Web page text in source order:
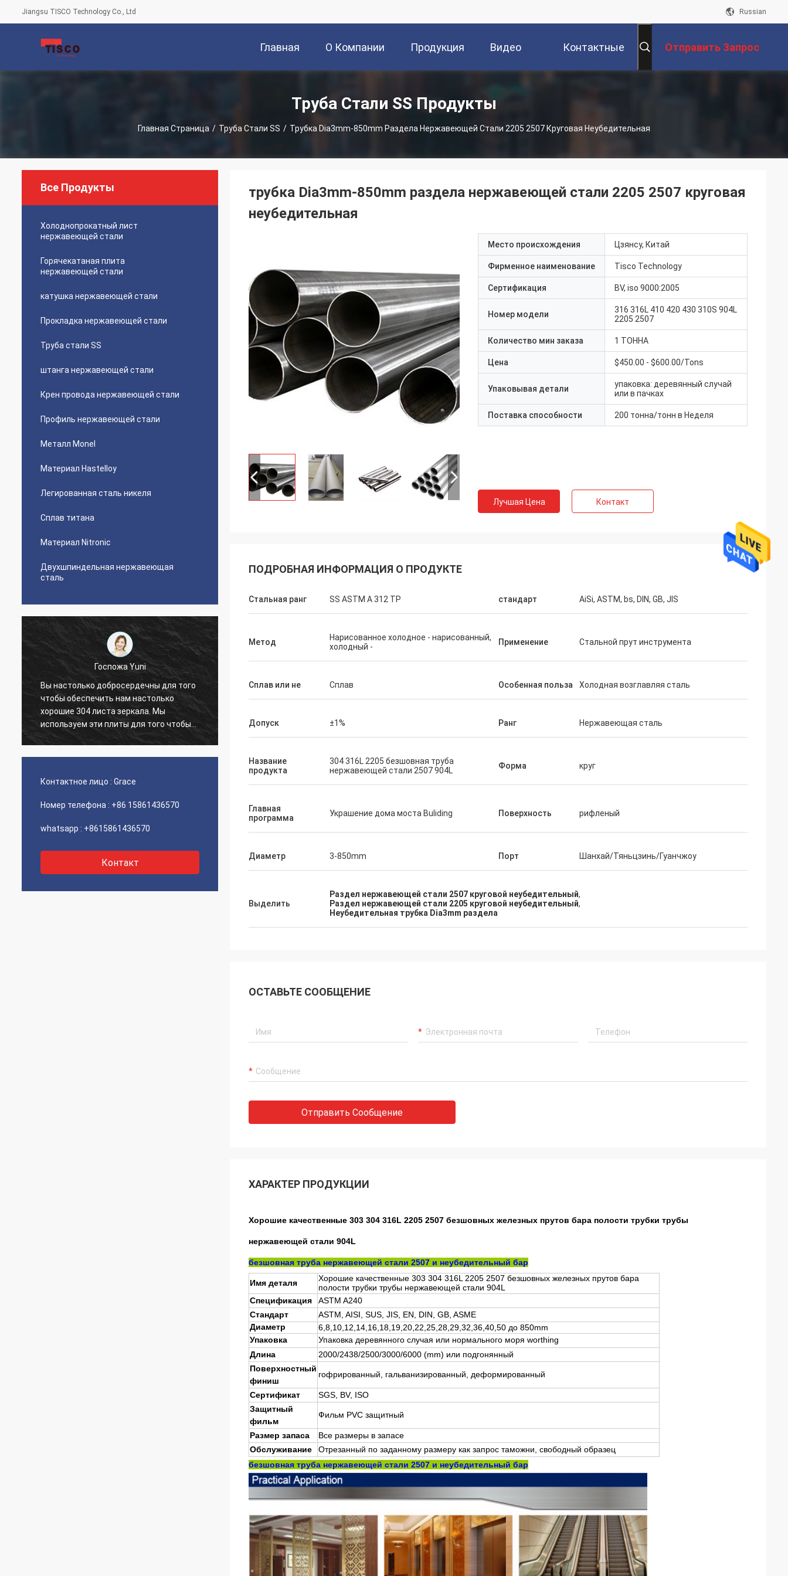
Jiangsu TISCO Technology Co., Ltd Russian
Главная
Страница
О Компании Продукция Видео Контактные Отправить Запрос
Труба Стали SS Продукты
Главная Страница / Труба Стали SS / Трубка Dia3mm-850mm Раздела Нержавеющей Стали 2205 2507 Круговая Неубедительная
Все Продукты
Холоднопрокатный лист
нержавеющей стали
Горячекатаная плита
нержавеющей стали
катушка нержавеющей стали
Прокладка нержавеющей стали
Труба стали SS
штанга нержавеющей стали
Крен провода нержавеющей стали
Профиль нержавеющей стали
Металл Monel
Материал Hastelloy
Легированная сталь никеля
Сплав титана
Материал Nitronic
Двухшпиндельная нержавеющая
сталь
Госпожа Yuni
добросердечны для того
нам настолько
304 листа зеркала. Мы
эти плиты для того чтобы
лифты. Спасибо!
Diego Nemer
The quality of the pipes is very good, very
nice seamless pipes!
Контактное лицо : Grace
Номер телефона : +86 15861436570
whatsapp : +8615861436570
Контакт
трубка Dia3mm-850mm раздела нержавеющей стали 2205 2507 круговая
неубедительная
Место происхождения Цзянсу, Китай
Фирменное наименование Tisco Technology
Сертификация BV, iso 9000:2005
Номер модели
316 316L 410 420 430 310S 904L
2205 2507
Количество мин заказа 1 ТОННА
Цена $450.00 - $600.00/Tons
Упаковывая детали
упаковка: деревянный случай
или в пачках
Поставка способности 200 тонна/тонн в Неделя
Лучшая Цена Контакт
ПОДРОБНАЯ ИНФОРМАЦИЯ О ПРОДУКТЕ
Стальная ранг SS ASTM A 312 TP стандарт AiSi, ASTM, bs, DIN, GB, JIS
Метод
Нарисованное холодное - нарисованный,
холодный -
Применение Стальной прут инструмента
Сплав или не Сплав Особенная польза Холодная возглавляя сталь
Допуск ±1% Ранг Нержавеющая сталь
Название
продукта
304 316L 2205 безшовная труба
нержавеющей стали 2507 904L
Форма круг
Главная
программа
Украшение дома моста Buliding Поверхность рифленый
Диаметр 3-850mm Порт Шанхай/Тяньцзинь/Гуанчжоу
Выделить
Раздел нержавеющей стали 2507 круговой неубедительный,
Раздел нержавеющей стали 2205 круговой неубедительный,
Неубедительная трубка Dia3mm раздела
ОСТАВЬТЕ СООБЩЕНИЕ
Отправить Сообщение
ХАРАКТЕР ПРОДУКЦИИ
Хорошие качественные 303 304 316L 2205 2507 безшовных железных прутов бара полости трубки трубы
нержавеющей стали 904L
безшовная труба нержавеющей стали 2507 и неубедительный бар
Имя деталя
Хорошие качественные 303 304 316L 2205 2507 безшовных железных прутов бара
полости трубки трубы нержавеющей стали 904L
Спецификация
ASTM A240
Стандарт
ASTM, AISI, SUS, JIS, EN, DIN, GB, ASME
Диаметр
6,8,10,12,14,16,18,19,20,22,25,28,29,32,36,40,50 до 850mm
Упаковка
Упаковка деревянного случая или нормального моря worthing
Длина
2000/2438/2500/3000/6000 (mm) или подгонянный
Поверхностный
финиш
гофрированный, гальванизированный, деформированный
Сертификат
SGS, BV, ISO
Защитный
фильм
Фильм PVC защитный
Размер запаса
Все размеры в запасе
Обслуживание
Отрезанный по заданному размеру как запрос таможни, свободный образец
безшовная труба нержавеющей стали 2507 и неубедительный бар